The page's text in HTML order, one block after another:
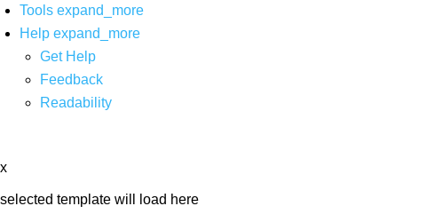
Tools expand_more
Help expand_more
Get Help
Feedback
Readability
x
selected template will load here